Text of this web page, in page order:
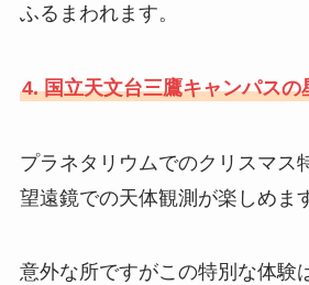
ふるまわれます。
4. 国立天文台三鷹キャンパスの
プラネタリウムでのクリスマス
望遠鏡での天体観測が楽しめま
意外な所ですがこの特別な体験